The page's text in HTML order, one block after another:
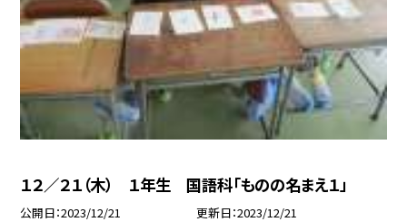
１２／２１（木） １年生 国語科「ものの名まえ１」
公開日 2023/12/21 更新日 2023/12/21